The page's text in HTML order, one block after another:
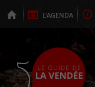
L'AGENDA